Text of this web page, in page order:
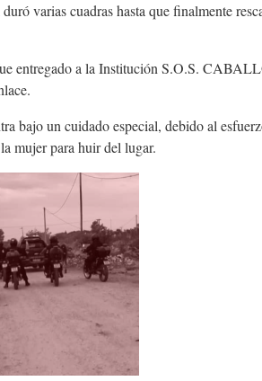
varias cuadras hasta que finalmente
entregado a la Institución S.O.S.
bajo un cuidado especial, debido al
mujer para huir del lugar.